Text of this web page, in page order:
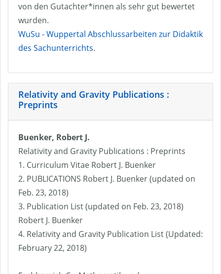
von den Gutachter*innen als sehr gut bewertet
wurden.
WuSu - Wuppertal Abschlussarbeiten zur Didaktik
des Sachunterrichts.
Relativity and Gravity Publications :
Preprints
Buenker, Robert J.
Relativity and Gravity Publications : Preprints
1. Curriculum Vitae Robert J. Buenker
2. PUBLICATIONS Robert J. Buenker (updated on
Feb. 23, 2018)
3. Publication List (updated on Feb. 23, 2018)
Robert J. Buenker
4. Relativity and Gravity Publication List (Updated:
February 22, 2018)